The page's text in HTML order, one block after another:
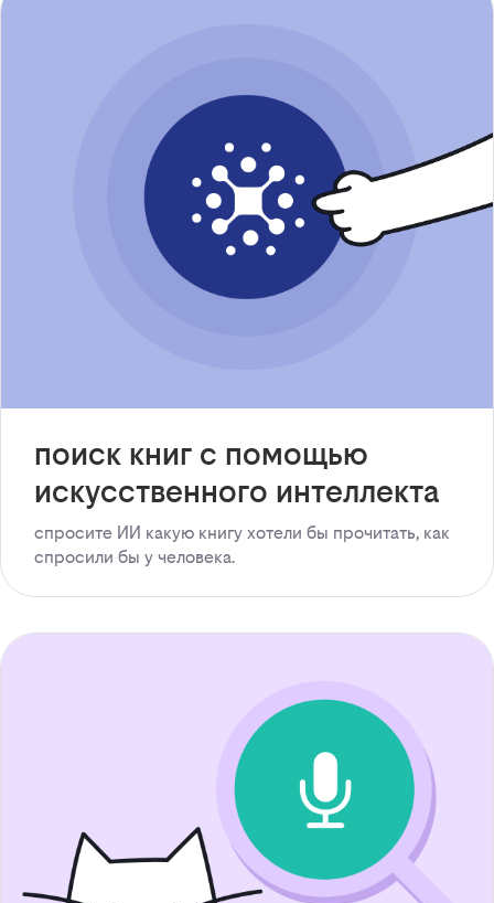
поиск книг с помощью
искусственного интеллекта
спросите ИИ какую книгу хотели бы прочитать, как
спросили бы у человека.